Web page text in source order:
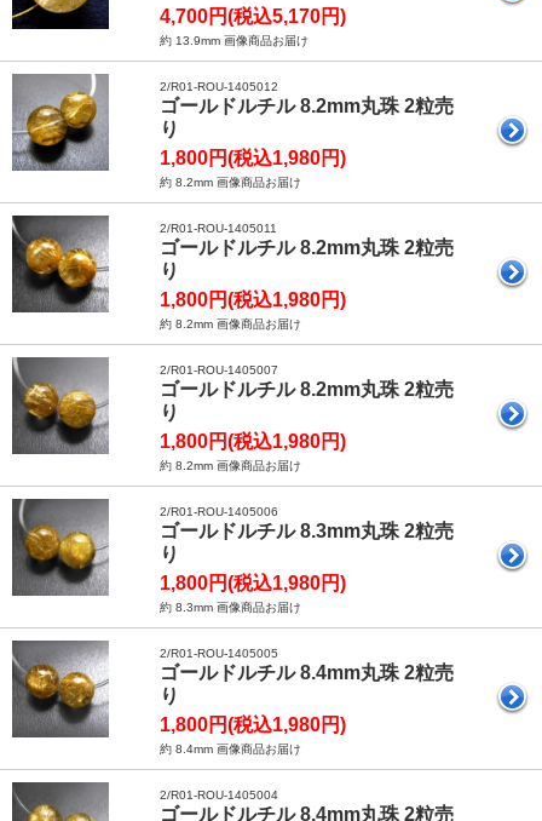
4,700円(税込5,170円)
約 13.9mm 画像商品お届け
2/R01-ROU-1405012
ゴールドルチル 8.2mm丸珠 2粒売
り
1,800円(税込1,980円)
約 8.2mm 画像商品お届け
2/R01-ROU-1405011
ゴールドルチル 8.2mm丸珠 2粒売
り
1,800円(税込1,980円)
約 8.2mm 画像商品お届け
2/R01-ROU-1405007
ゴールドルチル 8.2mm丸珠 2粒売
り
1,800円(税込1,980円)
約 8.2mm 画像商品お届け
2/R01-ROU-1405006
ゴールドルチル 8.3mm丸珠 2粒売
り
1,800円(税込1,980円)
約 8.3mm 画像商品お届け
2/R01-ROU-1405005
ゴールドルチル 8.4mm丸珠 2粒売
り
1,800円(税込1,980円)
約 8.4mm 画像商品お届け
2/R01-ROU-1405004
ゴールドルチル 8.4mm丸珠 2粒売